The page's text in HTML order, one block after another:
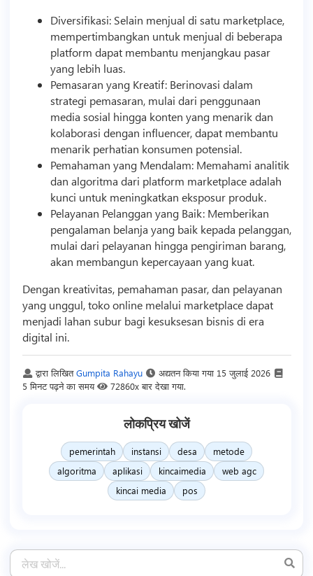
Diversifikasi: Selain menjual di satu marketplace,
mempertimbangkan untuk menjual di beberapa
platform dapat membantu menjangkau pasar
yang lebih luas.
Pemasaran yang Kreatif: Berinovasi dalam
strategi pemasaran, mulai dari penggunaan
media sosial hingga konten yang menarik dan
kolaborasi dengan influencer, dapat membantu
menarik perhatian konsumen potensial.
Pemahaman yang Mendalam: Memahami analitik
dan algoritma dari platform marketplace adalah
kunci untuk meningkatkan eksposur produk.
Pelayanan Pelanggan yang Baik: Memberikan
pengalaman belanja yang baik kepada pelanggan,
mulai dari pelayanan hingga pengiriman barang,
akan membangun kepercayaan yang kuat.
Dengan kreativitas, pemahaman pasar, dan pelayanan
yang unggul, toko online melalui marketplace dapat
menjadi lahan subur bagi kesuksesan bisnis di era
digital ini.
द्वारा लिखितGumpita Rahayu अद्यतन किया गया 15 जुलाई 2026
5 मिनट पढ़ने का समय
72860x बार देखा गया.
लोकप्रिय खोजें
pemerintah instansi desa
metode
algoritma
aplikasi kincaimedia
web agc
kincai media
pos